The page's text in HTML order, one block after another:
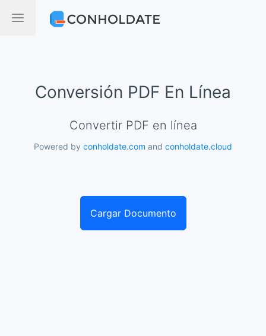
Conversión PDF En Línea
Convertir PDF en línea
Powered by conholdate.com and conholdate.cloud
Cargar Documento